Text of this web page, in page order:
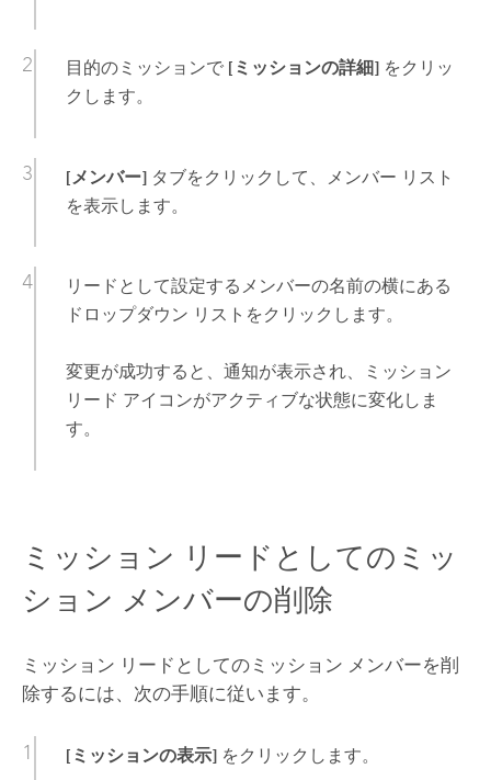
目的のミッションで [ミッションの詳細]をクリッ
クします。
[メンバー]タブをクリックして、メンバー リスト
を表示します。
リードとして設定するメンバーの名前の横にある
ドロップダウン リストをクリックします。
変更が成功すると、通知が表示され、ミッション
リード アイコンがアクティブな状態に変化しま
す。
ミッション リードとしてのミッ
ション メンバーの削除
ミッション リードとしてのミッション メンバーを削
除するには、次の手順に従います。
[ミッションの表示]をクリックします。